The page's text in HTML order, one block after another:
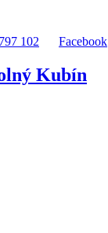
102 Facebook
Kubín